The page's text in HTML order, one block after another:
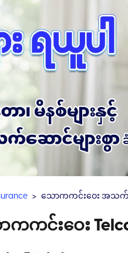
သောကကင်းဝေး အသ
ကကင်း‌ဝေး